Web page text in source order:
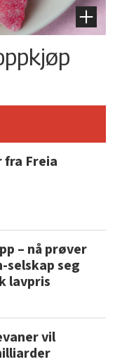
Freia
– nå prøver
selskap seg
lavpris
vil